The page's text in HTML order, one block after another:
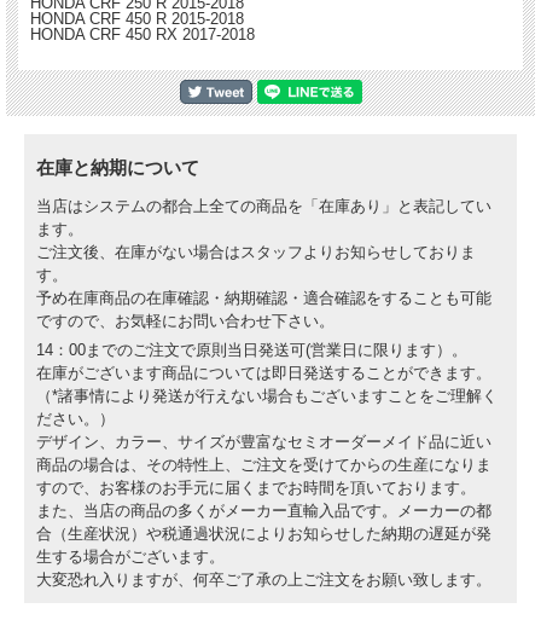
HONDA CRF 450 R 2015-2018
HONDA CRF 450 RX 2017-2018
在庫と納期について
当店はシステムの都合上全ての商品を「在庫あり」と表記してい
ます。
ご注文後、在庫がない場合はスタッフよりお知らせしておりま
す。
予め在庫商品の在庫確認・納期確認・適合確認をすることも可能
ですので、お気軽にお問い合わせ下さい。
14：00までのご注文で原則当日発送可(営業日に限ります）。
在庫がございます商品については即日発送することができます。
（*諸事情により発送が行えない場合もございますことをご理解く
ださい。）
デザイン、カラー、サイズが豊富なセミオーダーメイド品に近い
商品の場合は、その特性上、ご注文を受けてからの生産になりま
すので、お客様のお手元に届くまでお時間を頂いております。
また、当店の商品の多くがメーカー直輸入品です。メーカーの都
合（生産状況）や税通過状況によりお知らせした納期の遅延が発
生する場合がございます。
大変恐れ入りますが、何卒ご了承の上ご注文をお願い致します。